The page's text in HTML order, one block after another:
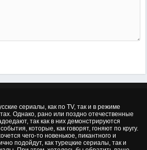
сериалы, как по TV, так и в режиме
Однако, рано или поздно отечественные
так как в них демонстрируются
которые, как говорят, гоняют по кругу.
чего-то новенькое, пикантного и
подойдут, как турецкие сериалы, так и